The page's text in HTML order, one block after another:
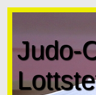
Judo-